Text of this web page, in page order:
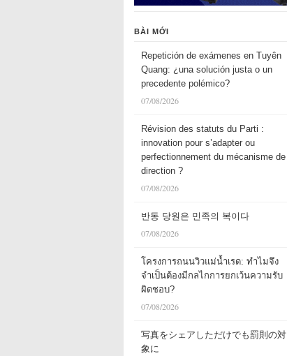
BÀI MỚI
Repetición de exámenes en Tuyên
Quang: ¿una solución justa o un
precedente polémico?
07/08/2026
Révision des statuts du Parti :
innovation pour s’adapter ou
perfectionnement du mécanisme de
direction ?
07/08/2026
반동 당원은 민족의 복이다
07/08/2026
โครงการถนนวิวแม่น้ำเรด: ทำไมจึง
จำเป็นต้องมีกลไกการยกเว้นความรับ
ผิดชอบ?
07/08/2026
写真をシェアしただけでも罰則の対
象に